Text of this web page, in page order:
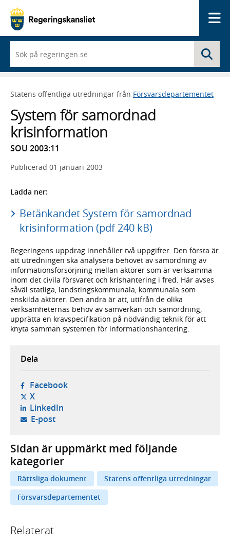
du
börjar
skriva
framträder
lista
med
sökförslag
Statens offentliga utredningar från Försvarsdepartementet
System för samordnad
krisinformation
SOU 2003:11
Publicerad 01 januari 2003
Ladda ner:
Betänkandet System för samordnad
krisinformation (pdf 240 kB)
Regeringens uppdrag innehåller två uppgifter. Den första är
att utredningen ska analysera behovet av samordning av
informationsförsörjning mellan aktörer som är verksamma
inom det civila försvaret och krishantering i fred. Här avses
såväl statliga, landstingskommunala, kommunala som
enskilda aktörer. Den andra är att, utifrån de olika
verksamheternas behov av samverkan och samordning,
upprätta en kravspecifikation på nödvändig teknik för att
knyta samman systemen för informationshantering.
Dela
Facebook- öppnas i ny flik, extern webbplats,
X- öppnas i ny flik, extern webbplats,
LinkedIn- öppnas i ny flik, extern webbplats,
E-post- öppnar din e-postklient,
Sidan är uppmärkt med följande
kategorier
Rättsliga dokument
Statens offentliga utredningar
Försvarsdepartementet
Relaterat